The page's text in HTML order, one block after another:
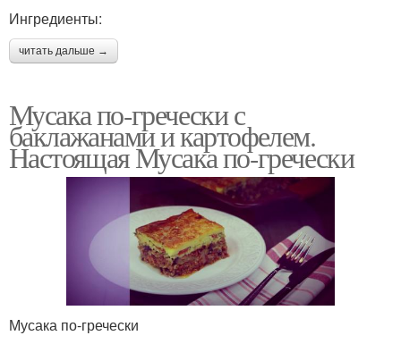
Ингредиенты:
читать дальше →
Мусака по-гречески с
баклажанами и картофелем.
Настоящая Мусака по-гречески
Мусака по-гречески